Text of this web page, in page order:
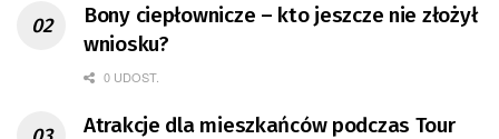
Bony ciepłownicze – kto jeszcze nie złożył
wniosku?
0 UDOST.
Atrakcje dla mieszkańców podczas Tour